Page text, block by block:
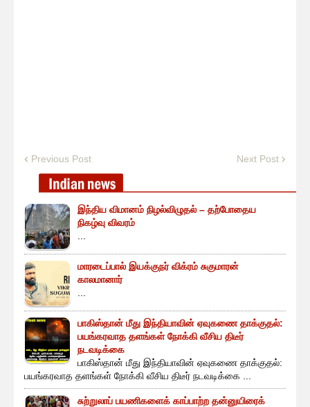
Previous Post Next Post
இந்திய விமானம் நிழல்விழுதல் – தற்போதைய
நிகழ்வு விவரம்
மாரடைப்பால் இயக்குநர் விக்ரம் சுகுமாரன்
காலமானார்
பாகிஸ்தான் மீது இந்தியாவின் ஏவுகணை தாக்குதல்:
பயங்கரவாத தளங்கள் நோக்கி வீசிய திடீர்
நடவடிக்கை
பாகிஸ்தான் மீது இந்தியாவின் ஏவுகணை தாக்குதல்:
பயங்கரவாத தளங்கள் நோக்கி வீசிய திடீர் நடவடிக்கை ...
சுற்றுலாப் பயணிகளைக் காப்பாற்ற தன்னுயிரைக்